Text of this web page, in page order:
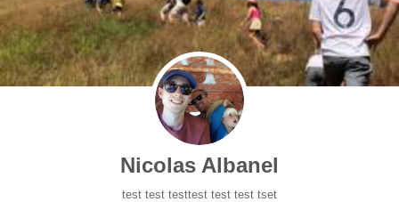
Nicolas Albanel
test test testtest test test tset